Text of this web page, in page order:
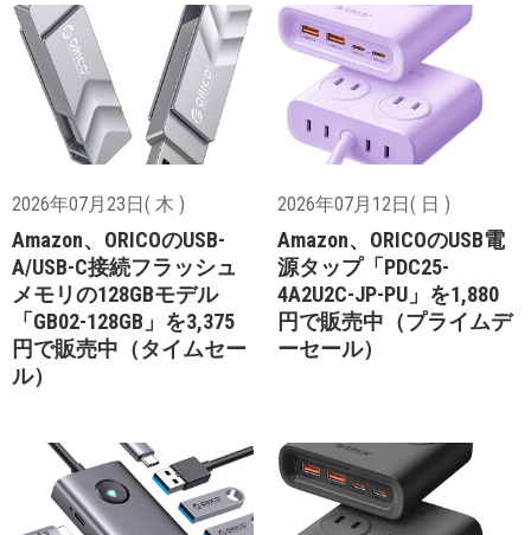
2026年07月23日( 木 )
Amazon、ORICOのUSB-
A/USB-C接続フラッシュ
メモリの128GBモデル
「GB02-128GB」を3,375
円で販売中（タイムセー
ル）
2026年07月12日( 日 )
Amazon、ORICOのUSB電
源タップ「PDC25-
4A2U2C-JP-PU」を1,880
円で販売中（プライムデ
ーセール）